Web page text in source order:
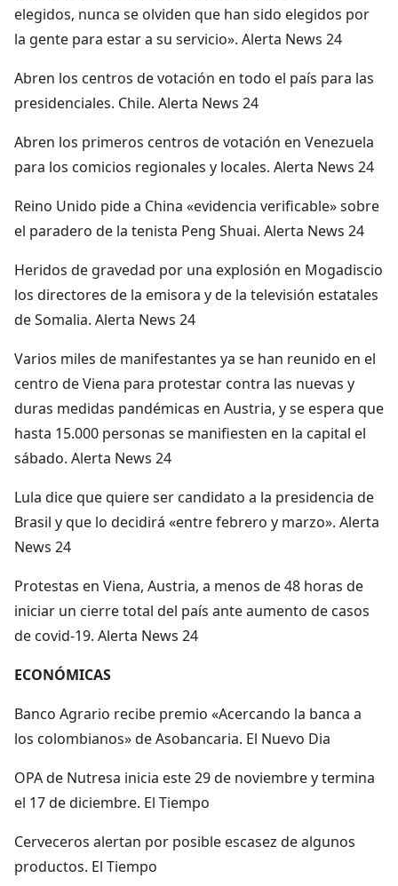
elegidos, nunca se olviden que han sido elegidos por
la gente para estar a su servicio». Alerta News 24
Abren los centros de votación en todo el país para las
presidenciales. Chile. Alerta News 24
Abren los primeros centros de votación en Venezuela
para los comicios regionales y locales. Alerta News 24
Reino Unido pide a China «evidencia verificable» sobre
el paradero de la tenista Peng Shuai. Alerta News 24
Heridos de gravedad por una explosión en Mogadiscio
los directores de la emisora y de la televisión estatales
de Somalia. Alerta News 24
Varios miles de manifestantes ya se han reunido en el
centro de Viena para protestar contra las nuevas y
duras medidas pandémicas en Austria, y se espera que
hasta 15.000 personas se manifiesten en la capital el
sábado. Alerta News 24
Lula dice que quiere ser candidato a la presidencia de
Brasil y que lo decidirá «entre febrero y marzo». Alerta
News 24
Protestas en Viena, Austria, a menos de 48 horas de
iniciar un cierre total del país ante aumento de casos
de covid-19. Alerta News 24
ECONÓMICAS
Banco Agrario recibe premio «Acercando la banca a
los colombianos» de Asobancaria. El Nuevo Dia
OPA de Nutresa inicia este 29 de noviembre y termina
el 17 de diciembre. El Tiempo
Cerveceros alertan por posible escasez de algunos
productos. El Tiempo